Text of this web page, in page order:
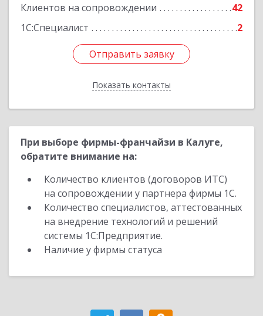
Клиентов на сопровождении
42
1С:Специалист
2
Отправить заявку
Показать контакты
Отправить заявку
Назад
При выборе фирмы-франчайзи в Калуге,
обратите внимание на:
Количество клиентов (договоров ИТС)
на сопровождении у партнера фирмы 1С.
Количество специалистов, аттестованных
на внедрение технологий и решений
системы 1С:Предприятие.
Наличие у фирмы статуса